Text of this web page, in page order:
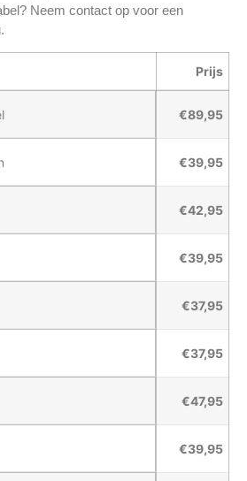
Neem contact op voor een
Prijs
€89,95
€39,95
€42,95
€39,95
€37,95
€37,95
€47,95
€39,95